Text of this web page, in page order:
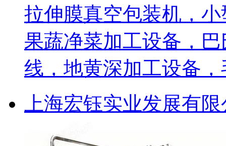
拉伸膜真空包装机，
果蔬净菜加工设备，
线，地黄深加工设备
上海宏钰实业发展有